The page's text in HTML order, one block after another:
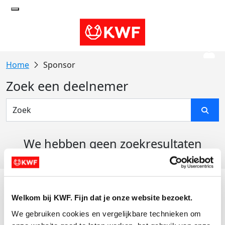
Welkom bij KWF. Fijn dat je onze website bezoekt.
We gebruiken cookies en vergelijkbare technieken om
Sponsor
Zoek een deelnemer
We hebben geen zoekresultaten
Actiematerialen
Evenementen